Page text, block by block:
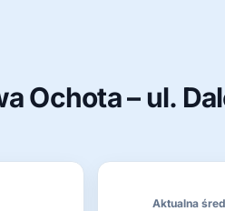
Ochota – ul.
Aktualna